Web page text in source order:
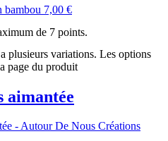
7,00 €
de 7 points.
plusieurs variations. Les options
page du produit
aimantée